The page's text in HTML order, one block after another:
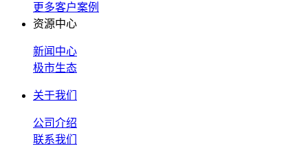
更多客户案例
资源中心
新闻中心
极市生态
关于我们
公司介绍
联系我们